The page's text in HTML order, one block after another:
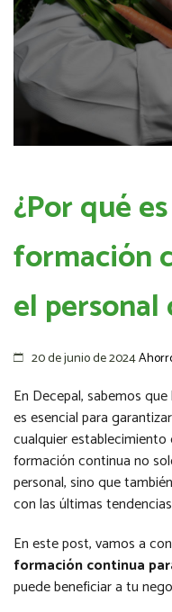
¿Por qué
formación
el personal
20 de junio de 2024
En Decepal, sabemos que
es esencial para
cualquier
formación continua no
personal, sino que
con las últimas
En este post, vamos a
formación continua
puede beneficiar a tu